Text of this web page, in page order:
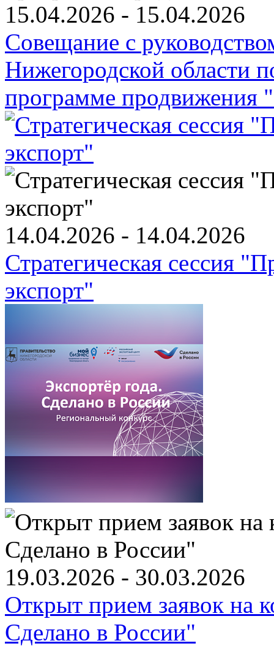
15.04.2026 - 15.04.2026
Совещание с
Нижегородской области
программе продвижения
14.04.2026 - 14.04.2026
Стратегическая сессия
экспорт"
19.03.2026 - 30.03.2026
Открыт прием заявок на
Сделано в России"